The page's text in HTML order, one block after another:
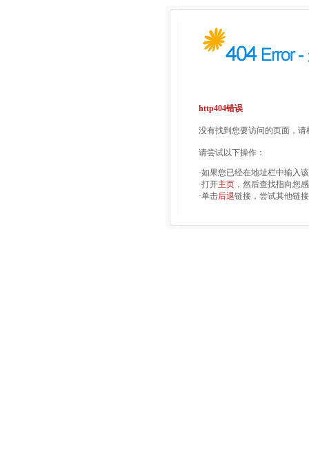
http404错误
没有找到您要访问的页面，
请尝试以下操作：
·如果您已经在地址栏中输入
·打开主页 ，然后查找指向您
·单击后退链接，尝试其他链